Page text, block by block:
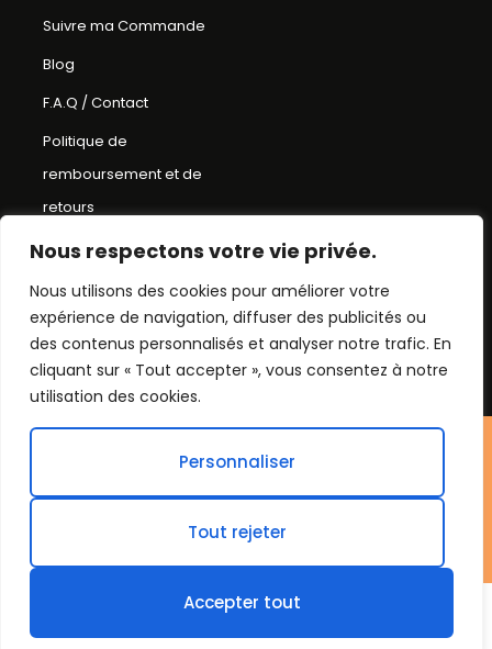
Nous respectons votre vie privée.
Nous utilisons des cookies pour améliorer votre
expérience de navigation, diffuser des publicités ou
des contenus personnalisés et analyser notre trafic. En
cliquant sur « Tout accepter », vous consentez à notre
utilisation des cookies.
Personnaliser
Tout rejeter
Accepter tout
Suivre ma Commande
Blog
F.A.Q / Contact
Politique de
remboursement et de
retours
Conditions Générales de
Mentions Légales
Plan du Site